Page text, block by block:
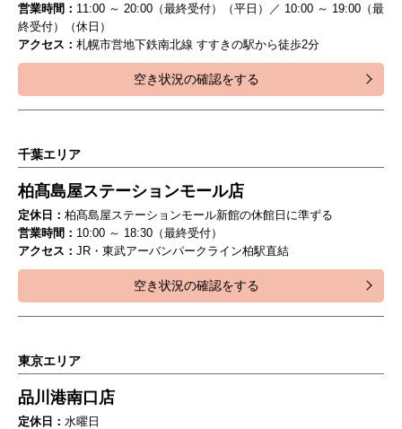
営業時間： 11:00 ～ 20:00（最終受付）（平日）／ 10:00 ～ 19:00（最
終受付）（休日）
アクセス： 札幌市営地下鉄南北線 すすきの駅から徒歩2分
空き状況の確認をする
千葉エリア
柏髙島屋ステーションモール店
定休日： 柏髙島屋ステーションモール新館の休館日に準ずる
営業時間： 10:00 ～ 18:30（最終受付）
アクセス： JR・東武アーバンパークライン柏駅直結
空き状況の確認をする
東京エリア
品川港南口店
定休日： 水曜日